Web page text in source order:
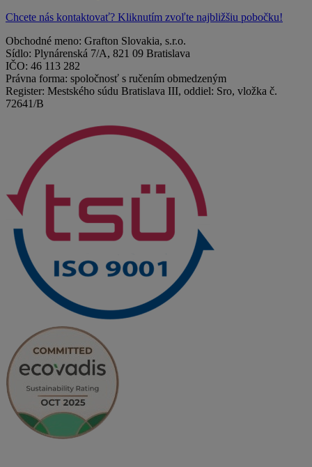
Chcete nás kontaktovať? Kliknutím zvoľte najbližšiu pobočku!
Obchodné meno: Grafton Slovakia, s.r.o.
Sídlo: Plynárenská 7/A, 821 09 Bratislava
IČO: 46 113 282
Právna forma: spoločnosť s ručením obmedzeným
Register: Mestského súdu Bratislava III, oddiel: Sro, vložka č.
72641/B